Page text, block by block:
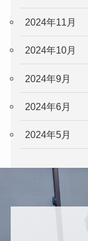
2024年11月
2024年10月
2024年9月
2024年6月
2024年5月